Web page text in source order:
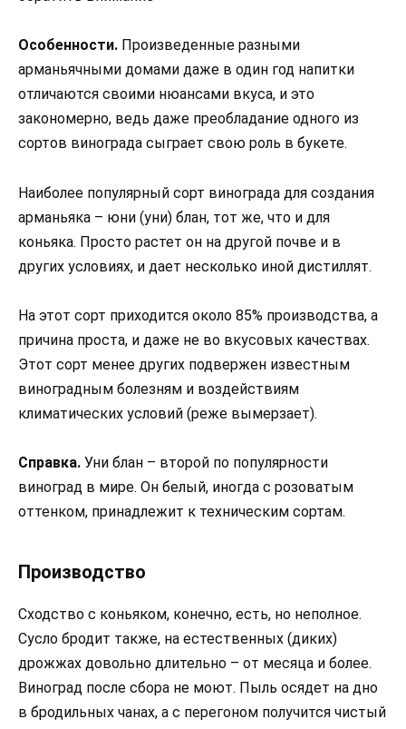
Особенности. Произведенные разными
арманьячными домами даже в один год напитки
отличаются своими нюансами вкуса, и это
закономерно, ведь даже преобладание одного из
сортов винограда сыграет свою роль в букете.
Наиболее популярный сорт винограда для создания
арманьяка – юни (уни) блан, тот же, что и для
коньяка. Просто растет он на другой почве и в
других условиях, и дает несколько иной дистиллят.
На этот сорт приходится около 85% производства, а
причина проста, и даже не во вкусовых качествах.
Этот сорт менее других подвержен известным
виноградным болезням и воздействиям
климатических условий (реже вымерзает).
Справка. Уни блан – второй по популярности
виноград в мире. Он белый, иногда с розоватым
оттенком, принадлежит к техническим сортам.
Производство
Сходство с коньяком, конечно, есть, но неполное.
Сусло бродит также, на естественных (диких)
дрожжах довольно длительно – от месяца и более.
Виноград после сбора не моют. Пыль осядет на дно
в бродильных чанах, а с перегоном получится чистый